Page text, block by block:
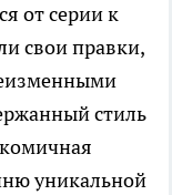
от серии к
свои правки,
стиль
уникальной